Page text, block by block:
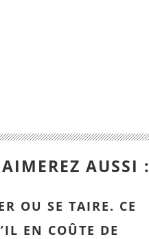
AUSSI :
OU SE TAIRE. CE
EN COÛTE DE